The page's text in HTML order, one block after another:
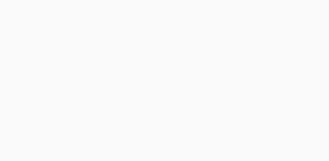
uns de mes
souvent, ces
d’une autre
comme
et aux